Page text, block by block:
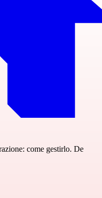
come gestirlo. De